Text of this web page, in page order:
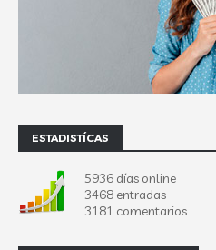
ESTADISTÍCAS
5936 días online
3468 entradas
3181 comentarios